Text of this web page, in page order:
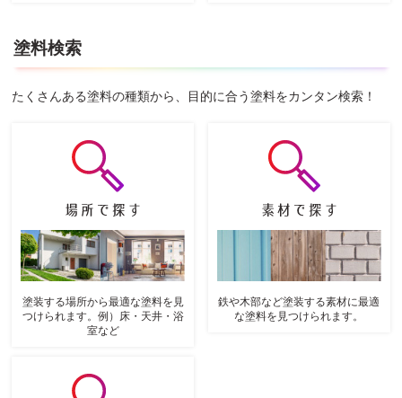
塗料検索
たくさんある塗料の種類から、目的に合う塗料をカンタン検索！
塗装する場所から最適な塗料を見
つけられます。例）床・天井・浴
室など
鉄や木部など塗装する素材に最適
な塗料を見つけられます。